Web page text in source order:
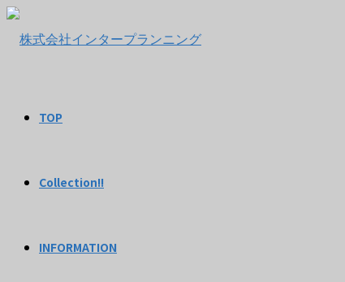
TOP
Collection!!
INFORMATION